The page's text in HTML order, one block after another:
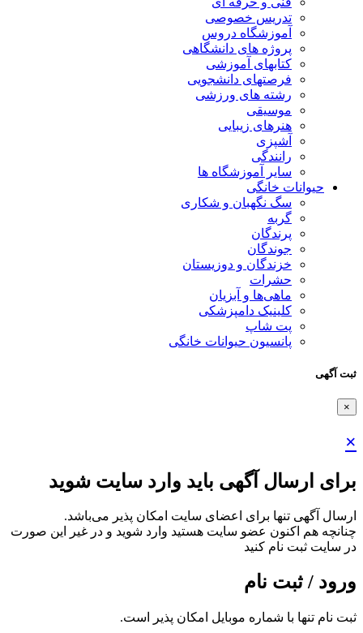
تدریس خصوصی
آموزشگاه دروس
پروژه های دانشگاهی
کتابهای آموزشی
فرصتهای دانشجویی
رشته های ورزشی
موسیقی
هنرهای زیبایی
آشپزی
رانندگی
سایر آموزشگاه ها
حیوانات خانگی
سگ نگهبان و شکاری
گربه
پرندگان
جوندگان
خزندگان و دوزیستان
حشرات
ماهی‌ها و آبزیان
کلینیک دامپزشکی
پت شاپ
پانسیون حیوانات خانگی
ثبت آگهی
×
×
برای ارسال آگهی باید وارد سایت شوید
ارسال آگهی تنها برای اعضای سایت امکان پذیر می‌باشد.
چنانچه هم‌ اکنون عضو سایت هستید وارد شوید و در غیر این صورت
در سایت ثبت نام کنید
ورود / ثبت نام
ثبت نام تنها با شماره موبایل امکان پذیر است.